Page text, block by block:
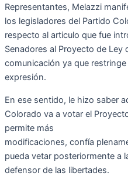
Representantes, Melazzi
los legisladores del Partido
respecto al articulo que fue
Senadores al Proyecto de Ley
comunicación ya que
expresión.
En ese sentido, le hizo saber
Colorado va a votar el
permite más
modificaciones, confía
pueda vetar posteriormente a
defensor de las libertades.